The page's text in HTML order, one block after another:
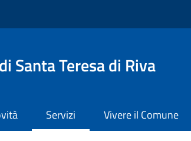
Santa Teresa di Riva
Servizi Vivere il Comune